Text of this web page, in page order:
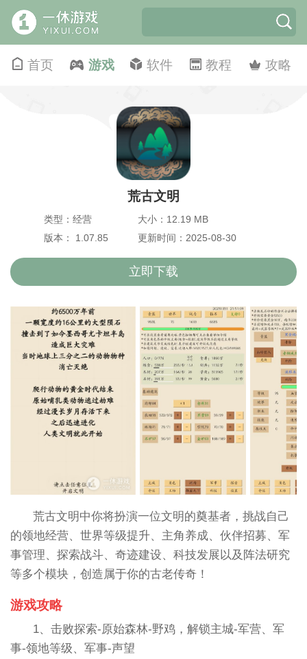
首页 游戏 软件 教程 攻略
荒古文明
类型：经营
大小：12.19 MB
版本： 1.07.85
更新时间：2025-08-30
立即下载
荒古文明中你将扮演一位文明的奠基者，挑战自己
的领地经营、世界等级提升、主角养成、伙伴招募、军
事管理、探索战斗、奇迹建设、科技发展以及阵法研究
等多个模块，创造属于你的古老传奇！
游戏攻略
1、击败探索-原始森林-野鸡，解锁主城-军营、军
事-领地等级、军事-声望